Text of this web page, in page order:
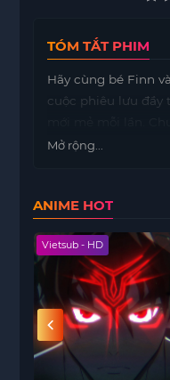
TÓM TẮT PHIM
Hãy cùng bé Finn
cuộc phiêu lưu đầy
Mở rộng...
ANIME HOT
Vietsub - HD